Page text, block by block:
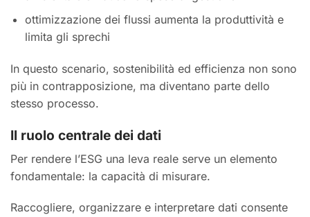
ottimizzazione dei flussi aumenta la produttività e
limita gli sprechi
In questo scenario, sostenibilità ed efficienza non sono
più in contrapposizione, ma diventano parte dello
stesso processo.
Il ruolo centrale dei dati
Per rendere l’ESG una leva reale serve un elemento
fondamentale: la capacità di misurare.
Raccogliere, organizzare e interpretare dati consente